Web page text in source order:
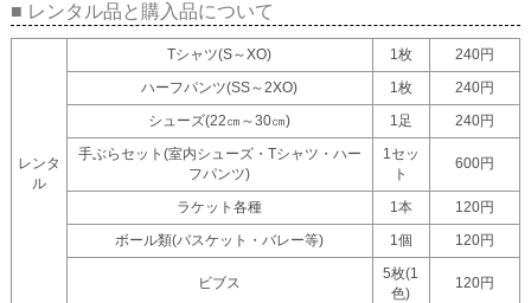
■ レンタル品と購入品について
レンタ
ル
Tシャツ(S～XO) 1枚
240円
ハーフパンツ(SS～2XO)
1枚
240円
シューズ(22㎝～30㎝)
1足
240円
手ぶらセット(室内シューズ・Tシャツ・ハー
フパンツ)
1セッ
ト
600円
ラケット各種 1本
120円
ボール類(バスケット・バレー等)
1個 120円
ビブス
5枚(1
色)
120円